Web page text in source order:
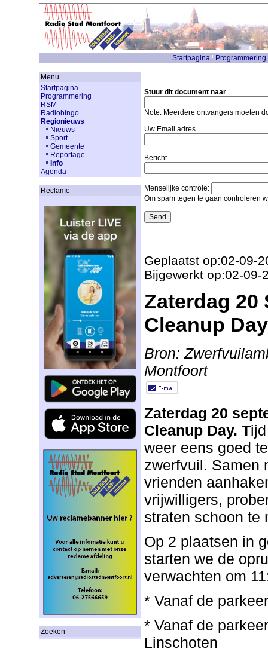
Startpagina Programmering
Menu
Startpagina
Programmering
RSM
Radiobingo
Regionieuws
Nieuws
Sport
Gemeente
Reportage
Info
Agenda
Reclame
Zoeken
Stuur dit document naar
Note: Meerdere ontvangers moeten
Uw Email adres
Bericht
Menselijke controle:
Om spam tegen te gaan controleren
Geplaatst op:02-09-
Bijgewerkt op:02-09-
Zaterdag 20
Cleanup Day
Bron:
Montfoort
Zaterdag 20
Cleanup Day. T
weer eens goed
zwerfvuil. Samen
vrienden
vrijwilligers,
straten schoon te
Op 2 plaatsen in
starten we de
verwachten om
* Vanaf de
* Vanaf de
Linschoten